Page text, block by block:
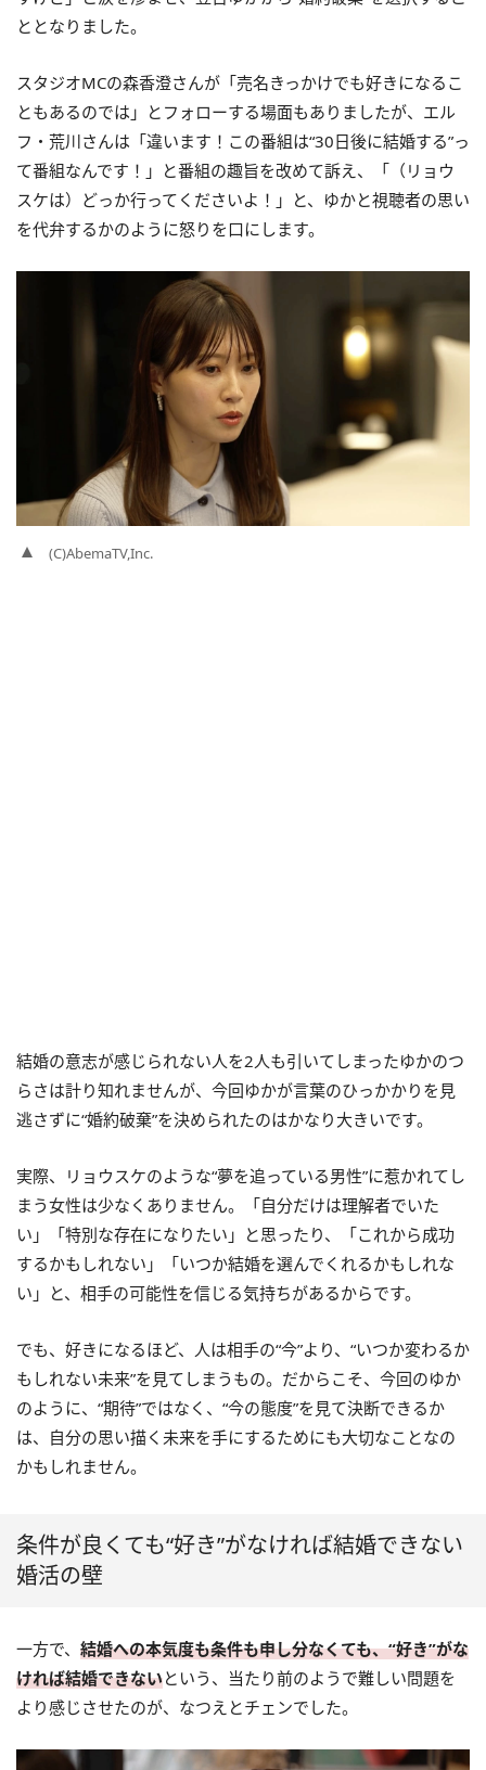
ととなりました。
スタジオMCの森香澄さんが「売名きっかけでも好きになるこ
ともあるのでは」とフォローする場面もありましたが、エル
フ・荒川さんは「違います！この番組は“30日後に結婚する”っ
て番組なんです！」と番組の趣旨を改めて訴え、「（リョウ
スケは）どっか行ってくださいよ！」と、ゆかと視聴者の思い
を代弁するかのように怒りを口にします。
(C)AbemaTV,Inc.
結婚の意志が感じられない人を2人も引いてしまったゆかのつ
らさは計り知れませんが、今回ゆかが言葉のひっかかりを見
逃さずに“婚約破棄”を決められたのはかなり大きいです。
実際、リョウスケのような“夢を追っている男性”に惹かれてし
まう女性は少なくありません。「自分だけは理解者でいた
い」「特別な存在になりたい」と思ったり、「これから成功
するかもしれない」「いつか結婚を選んでくれるかもしれな
い」と、相手の可能性を信じる気持ちがあるからです。
でも、好きになるほど、人は相手の“今”より、“いつか変わるか
もしれない未来”を見てしまうもの。だからこそ、今回のゆか
のように、“期待”ではなく、“今の態度”を見て決断できるか
は、自分の思い描く未来を手にするためにも大切なことなの
かもしれません。
条件が良くても“好き”がなければ結婚できない
婚活の壁
一方で、 結婚への本気度も条件も申し分なくても、“好き”がな
ければ結婚できないという、当たり前のようで難しい問題を
より感じさせたのが、なつえとチェンでした。